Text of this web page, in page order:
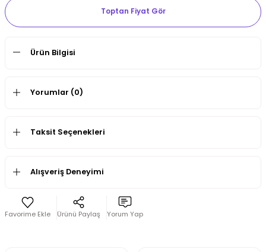
Toptan Fiyat Gör
Ürün Bilgisi
Yorumlar (0)
Taksit Seçenekleri
Alışveriş Deneyimi
Ürünü Paylaş Yorum Yap